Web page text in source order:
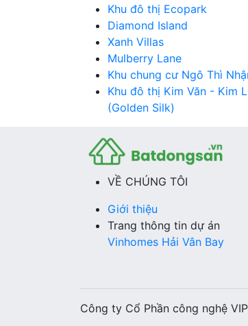
Khu đô thị Ecopark
Diamond Island
Xanh Villas
Mulberry Lane
Khu chung cư Ngô Thì
Khu đô thị Kim Văn - Kim
(Golden Silk)
VỀ CHÚNG TÔI
Giới thiệu
Trang thông tin dự án
Vinhomes Hải Vân Bay
Công ty Cổ Phần công nghệ